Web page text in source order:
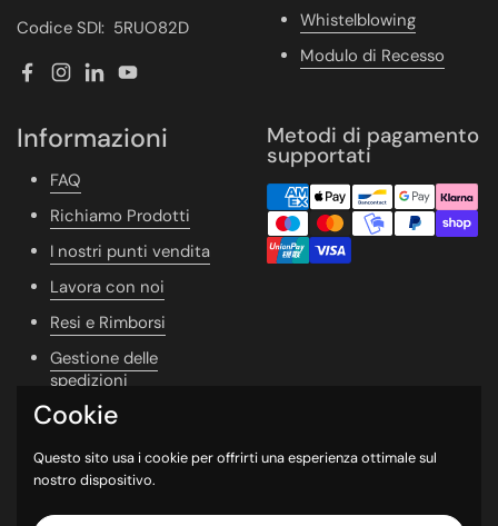
Codice SDI: 5RUO82D
Facebook
Instagram
LinkedInYouTube
Whistelblowing
Modulo di Recesso
Informazioni
FAQ
Richiamo Prodotti
I nostri punti vendita
Lavora con noi
Resi e Rimborsi
Gestione delle
spedizioni
Vivere Naturale
Whishlist
Newsletter
Metodi di pagamento
supportati
Cookie
Questo sito usa i cookie per offrirti una esperienza ottimale sul
nostro dispositivo.